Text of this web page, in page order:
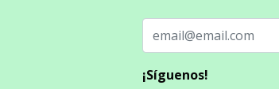
¡Síguenos!